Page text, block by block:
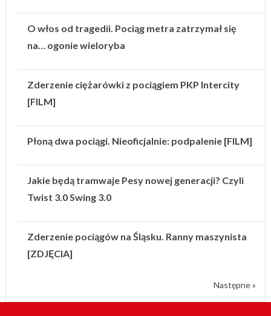
O włos od tragedii. Pociąg metra zatrzymał się
na… ogonie wieloryba
Zderzenie ciężarówki z pociągiem PKP Intercity
[FILM]
Płoną dwa pociągi. Nieoficjalnie: podpalenie [FILM]
Jakie będą tramwaje Pesy nowej generacji? Czyli
Twist 3.0 Swing 3.0
Zderzenie pociągów na Śląsku. Ranny maszynista
[ZDJĘCIA]
Następne »